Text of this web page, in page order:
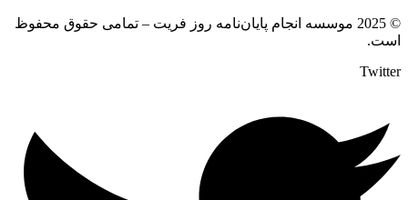
© 2025 موسسه انجام پایان‌نامه روز فریت – تمامی حقوق محفوظ
است.
Twitter